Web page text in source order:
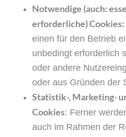
Notwendige (auch:
erforderliche) Cookies:
einen für den Betrieb
unbedingt erforderlich
oder andere
oder aus Gründen der
Statistik-, Marketing-
Cookies: Ferner
auch im Rahmen der